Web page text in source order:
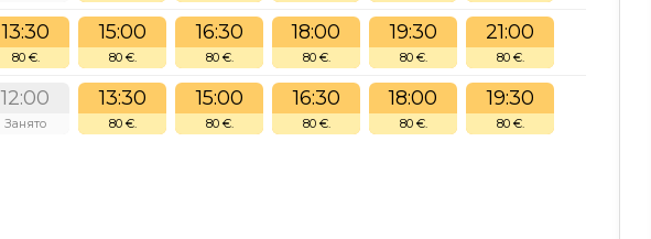
13:30
80 €.
15:00
80 €.
16:30
80 €.
18:00
80 €.
19:30
80 €.
21:00
80 €.
12:00
Занято
13:30
80 €.
15:00
80 €.
16:30
80 €.
18:00
80 €.
19:30
80 €.